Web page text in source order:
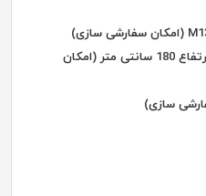
عرض 50 - طول 190 - ارتفاع 180 سانتی متر (امکان
سازی)